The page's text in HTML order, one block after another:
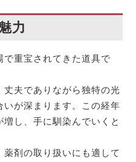
力
重宝されてきた道具で
夫でありながら独特の光
が深まります。この経年
し、手に馴染んでいくと
剤の取り扱いにも適して